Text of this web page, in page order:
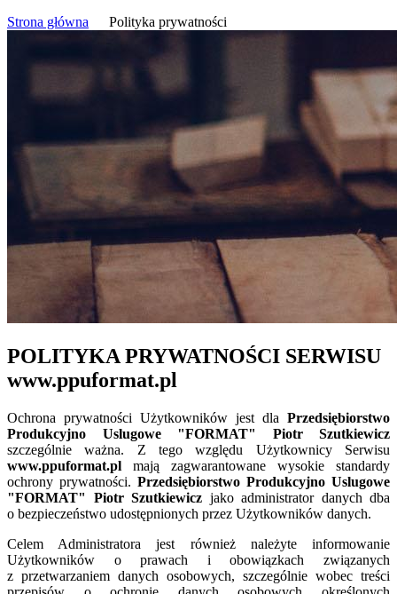
Strona główna
Polityka prywatności
POLITYKA PRYWATNOŚCI SERWISU
www.ppuformat.pl
Ochrona prywatności Użytkowników jest dla Przedsiębiorstwo
Produkcyjno Uslugowe "FORMAT" Piotr Szutkiewicz
szczególnie ważna. Z tego względu Użytkownicy Serwisu
www.ppuformat.pl mają zagwarantowane wysokie standardy
ochrony prywatności. Przedsiębiorstwo Produkcyjno Uslugowe
"FORMAT" Piotr Szutkiewicz jako administrator danych dba
o bezpieczeństwo udostępnionych przez Użytkowników danych.
Celem Administratora jest również należyte informowanie
Użytkowników o prawach i obowiązkach związanych
z przetwarzaniem danych osobowych, szczególnie wobec treści